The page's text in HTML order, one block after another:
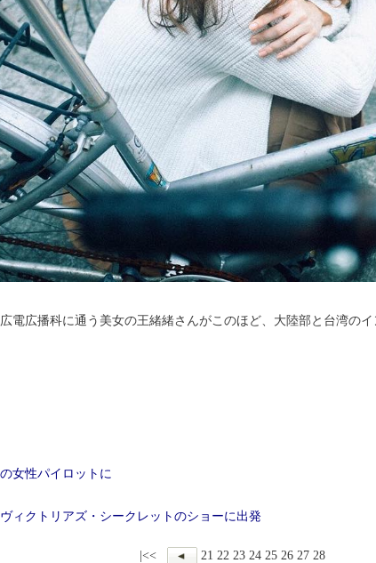
電広播科に通う美女の王緒緒さんがこのほど、大陸部と台湾の
女性パイロットに
ィクトリアズ・シークレットのショーに出発
|<< 21 22 23 24 25 26 27 28